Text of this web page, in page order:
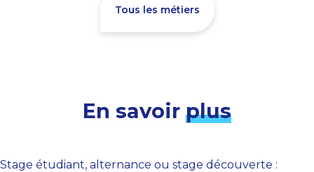
Tous les métiers
En savoir plus
Stage étudiant, alternance ou stage découverte :